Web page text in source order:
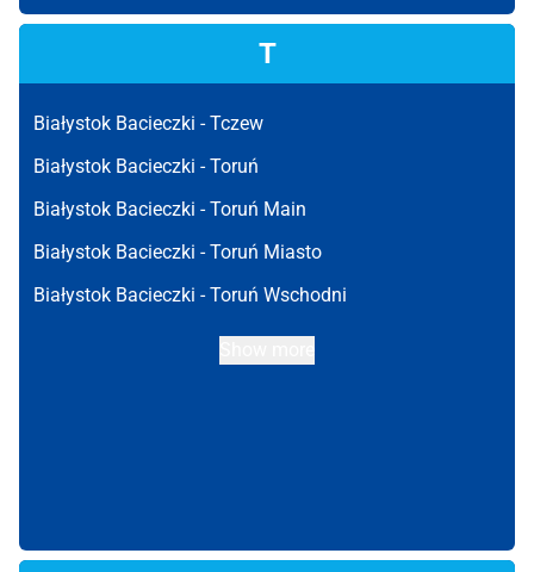
T
Białystok Bacieczki -Tczew
Białystok Bacieczki -Toruń
Białystok Bacieczki -Toruń Main
Białystok Bacieczki -Toruń Miasto
Białystok Bacieczki -Toruń Wschodni